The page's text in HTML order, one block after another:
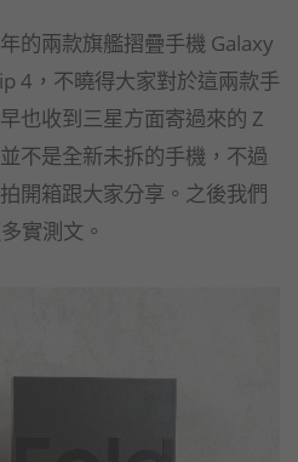
的兩款旗艦摺疊手機 Galaxy
4，不曉得大家對於這兩款手
也收到三星方面寄過來的 Z
不是全新未拆的手機，不過
開箱跟大家分享。之後我們
實測文。